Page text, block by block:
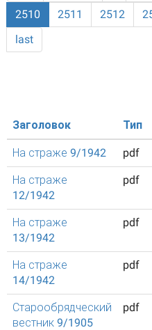
2510
2511 2512
last
Заголовок Тип
На страже 9/1942 pdf
На страже
12/1942
pdf
На страже
13/1942
pdf
На страже
14/1942
pdf
Старообрядческий
вестник 9/1905
pdf